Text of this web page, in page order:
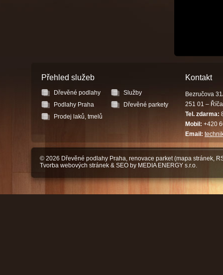
Přehled služeb
Dřevěné podlahy
Služby
Podlahy Praha
Dřevěné parkety
Prodej laků, tmelů
Kontakt
Bezručova
251 01 –
Tel. zdarma:
Mobil: +420
Email:
© 2026 Dřevěné podlahy Praha, renovace parket (mapa stránek,
Tvorba webových stránek & SEO by MEDIA ENERGY s.r.o.